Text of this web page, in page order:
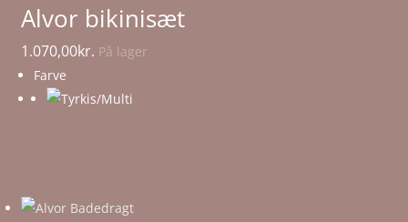
Alvor bikinisæt
1.070,00kr. På lager
Farve